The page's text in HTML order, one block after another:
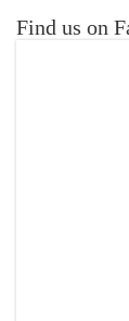
Find us on